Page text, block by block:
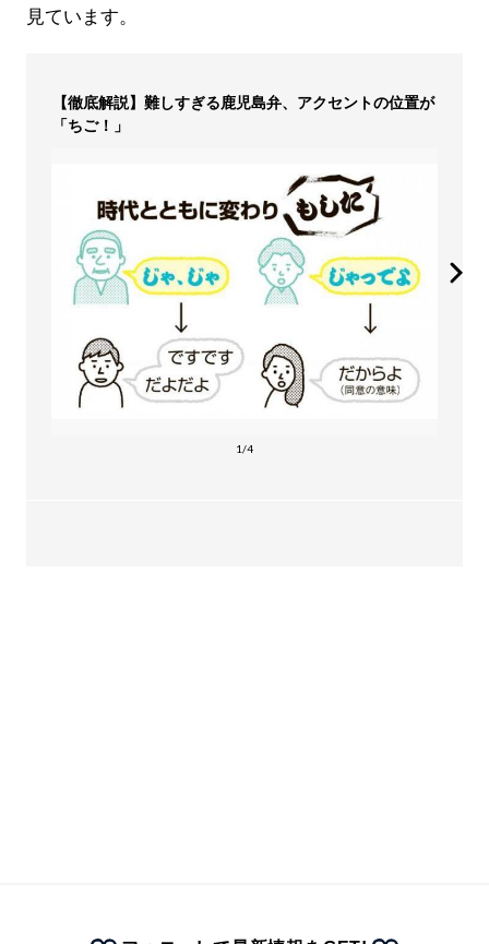
見ています。
【徹底解説】難しすぎる鹿児島弁、アクセントの位置が
「ちご！」
1/4